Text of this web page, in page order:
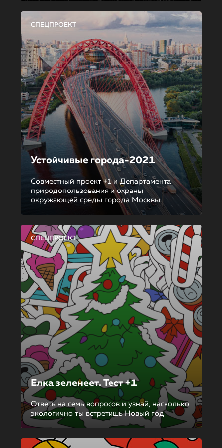
СПЕЦПРОЕКТ
Устойчивые города-2021
Совместный проект +1 и Департамента
природопользования и охраны
окружающей среды города Москвы
СПЕЦПРОЕКТ
Елка зеленеет. Тест +1
Ответь на семь вопросов и узнай, насколько
экологично ты встретишь Новый год